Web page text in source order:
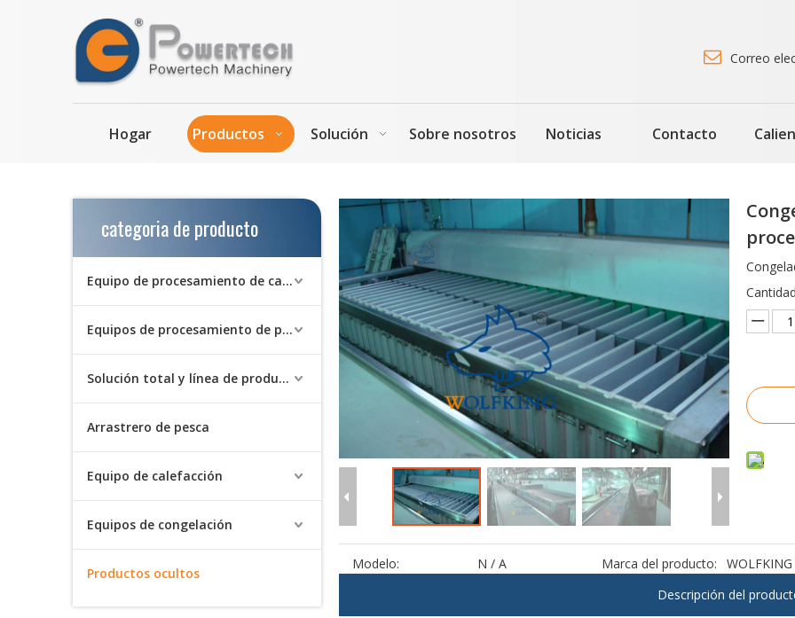
 Correo
Hogar Productos Solución Sobre nosotros Noticias Contacto
categoria de producto
Equipo de procesamiento de camarones
Equipos de procesamiento de pescado
Solución total y línea de producción flexible
Arrastrero de pesca
Equipo de calefacción
Equipos de congelación
Productos ocultos
Sistema de refrigeración Kobelco prefabricado de alimentos de alta capacidad y ahorro de energía
Modelo: N / A Marca del producto: WOLFKING
Descripción del